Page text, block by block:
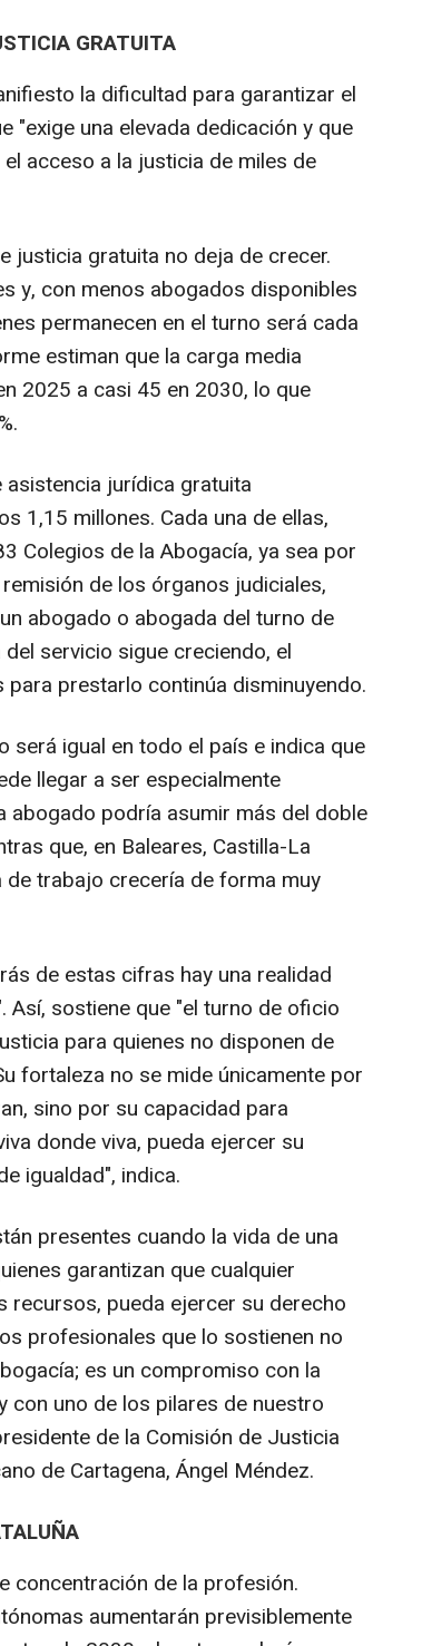
GRATUITA
la dificultad para garantizar el
"exige una elevada dedicación y que
acceso a la justicia de miles de
justicia gratuita no deja de crecer.
y, con menos abogados disponibles
permanecen en el turno será cada
estiman que la carga media
2025 a casi 45 en 2030, lo que
jurídica gratuita
1,15 millones. Cada una de ellas,
Colegios de la Abogacía, ya sea por
de los órganos judiciales,
abogado o abogada del turno de
servicio sigue creciendo, el
prestarlo continúa disminuyendo.
será igual en todo el país e indica que
llegar a ser especialmente
abogado podría asumir más del doble
que, en Baleares, Castilla-La
de trabajo crecería de forma muy
de estas cifras hay una realidad
sostiene que "el turno de oficio
para quienes no disponen de
fortaleza no se mide únicamente por
sino por su capacidad para
donde viva, pueda ejercer su
igualdad", indica.
presentes cuando la vida de una
garantizan que cualquier
recursos, pueda ejercer su derecho
profesionales que lo sostienen no
es un compromiso con la
con uno de los pilares de nuestro
de la Comisión de Justicia
de Cartagena, Ángel Méndez.
concentración de la profesión.
aumentarán previsiblemente